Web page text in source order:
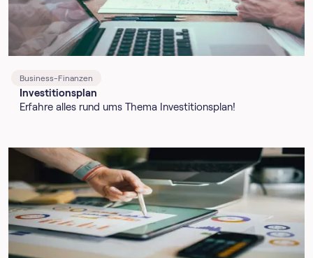
Business-Finanzen
Investitionsplan
Erfahre alles rund ums Thema Investitionsplan!